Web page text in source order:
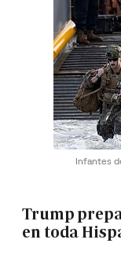
Infantes
Trump
en toda